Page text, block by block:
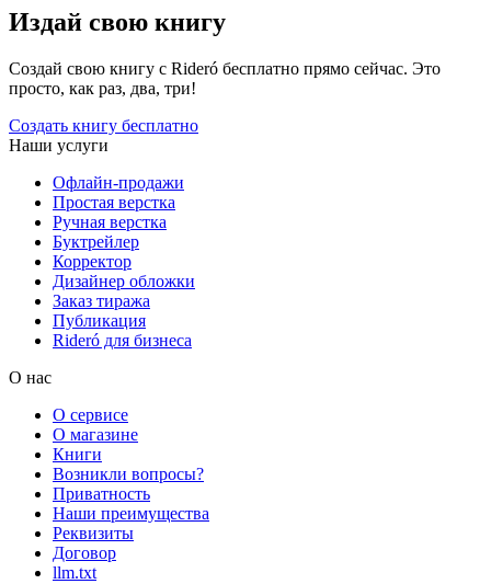
Издай свою книгу
Создай свою книгу с Rideró бесплатно прямо сейчас. Это
просто, как раз, два, три!
Создать книгу бесплатно
Наши услуги
Офлайн-продажи
Простая верстка
Ручная верстка
Буктрейлер
Корректор
Дизайнер обложки
Заказ тиража
Публикация
Rideró для бизнеса
О нас
О сервисе
О магазине
Книги
Возникли вопросы?
Приватность
Наши преимущества
Реквизиты
Договор
llm.txt